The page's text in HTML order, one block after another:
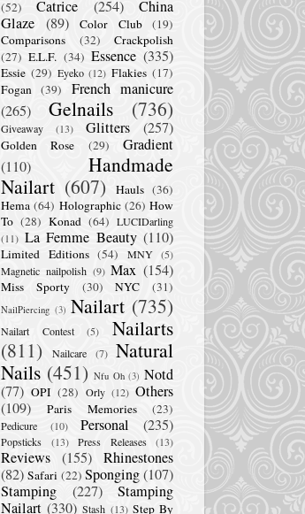
(52)
Catrice (254)
China
Glaze (89) Color Club
(19)
Comparisons
(32)
Crackpolish
(27) E.L.F. (34) Essence (335)
Essie (29) Eyeko (12) Flakies (17)
Fogan (39)
French manicure
(265)
Gelnails (736)
Giveaway (13) Glitters (257)
Golden Rose (29)
Gradient
(110)
Handmade
Nailart (607) Hauls (36)
Hema (64) Holographic (26) How
To (28) Konad (64) LUCIDarling
(11) La Femme Beauty (110)
Limited Editions (54) MNY (5)
Magnetic nailpolish (9) Max (154)
Miss Sporty (30) NYC (31)
NailPiercing (3) Nailart (735)
Nailart Contest (5)
Nailarts
(811)
Nailcare (7) Natural
Nails (451) Nfu Oh (3) Notd
(77) OPI (28) Orly (12) Others
(109)
Paris Memories (23)
Pedicure (10) Personal (235)
Popsticks (13) Press Releases (13)
Reviews (155) Rhinestones
(82) Safari (22) Sponging(107)
Stamping
(227)
Stamping
Nailart (330) Stash (13) Step By